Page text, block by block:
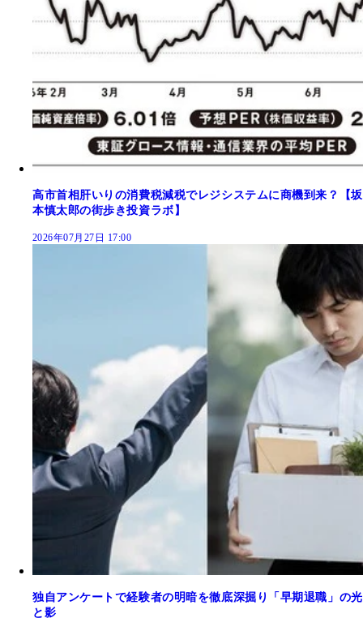
高市首相肝いりの消費税減税でレジシステムに商機到来？【坂
本慎太郎の街歩き投資ラボ】
2026年07月27日 17:00
独自アンケートで経験者の明暗を徹底深掘り「早期退職」の光
と影